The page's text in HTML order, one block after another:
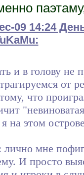
09 14:24
и в голову
от
что
на этом
мне
И просто